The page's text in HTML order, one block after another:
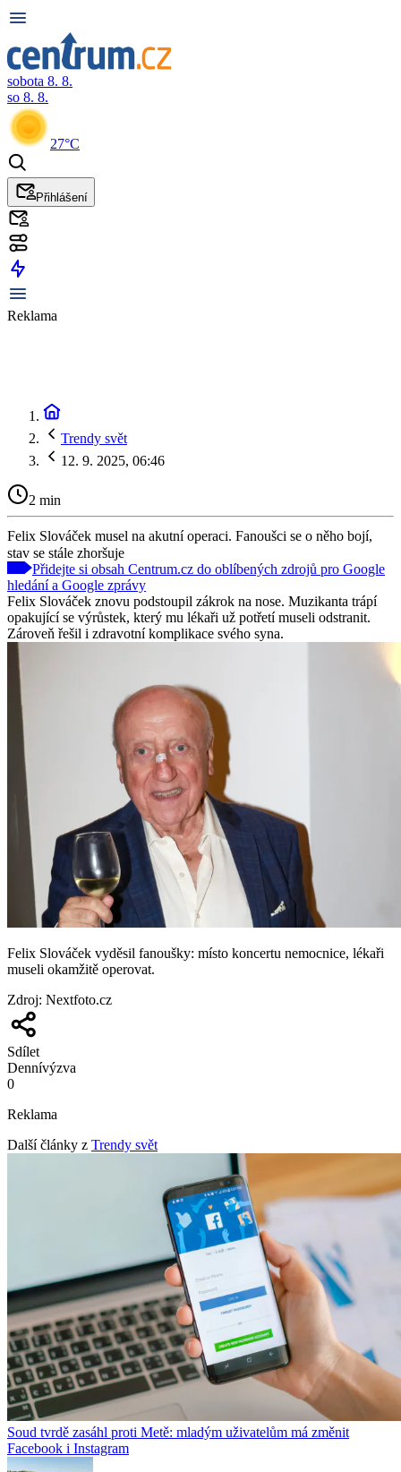
sobota 8. 8.
so 8. 8.
27°C
Přihlášení
Reklama
Trendy svět
12. 9. 2025, 06:46
2 min
Felix Slováček musel na akutní operaci. Fanoušci se o něho bojí,
stav se stále zhoršuje
Přidejte si obsah Centrum.cz do oblíbených zdrojů pro Google
hledání a Google zprávy
Felix Slováček znovu podstoupil zákrok na nose. Muzikanta trápí
opakující se výrůstek, který mu lékaři už potřetí museli odstranit.
Zároveň řešil i zdravotní komplikace svého syna.
Felix Slováček vyděsil fanoušky: místo koncertu nemocnice, lékaři
museli okamžitě operovat.
Zdroj: Nextfoto.cz
Sdílet
Dennívýzva
0
Reklama
Další články z Trendy svět
Soud tvrdě zasáhl proti Metě: mladým uživatelům má změnit
Facebook i Instagram